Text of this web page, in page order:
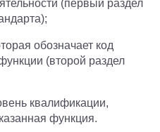
(первый раздел
обозначает код
(второй раздел
квалификации,
функция.